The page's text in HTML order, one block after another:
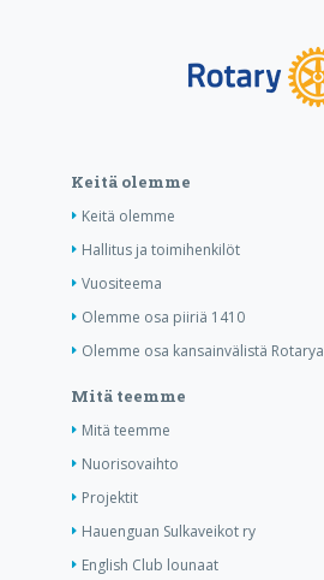
Keitä olemme
Keitä olemme
Hallitus ja toimihenkilöt
Vuositeema
Olemme osa piiriä 1410
Olemme osa kansainvälistä Rotarya
Mitä teemme
Mitä teemme
Nuorisovaihto
Projektit
Hauenguan Sulkaveikot ry
English Club lounaat